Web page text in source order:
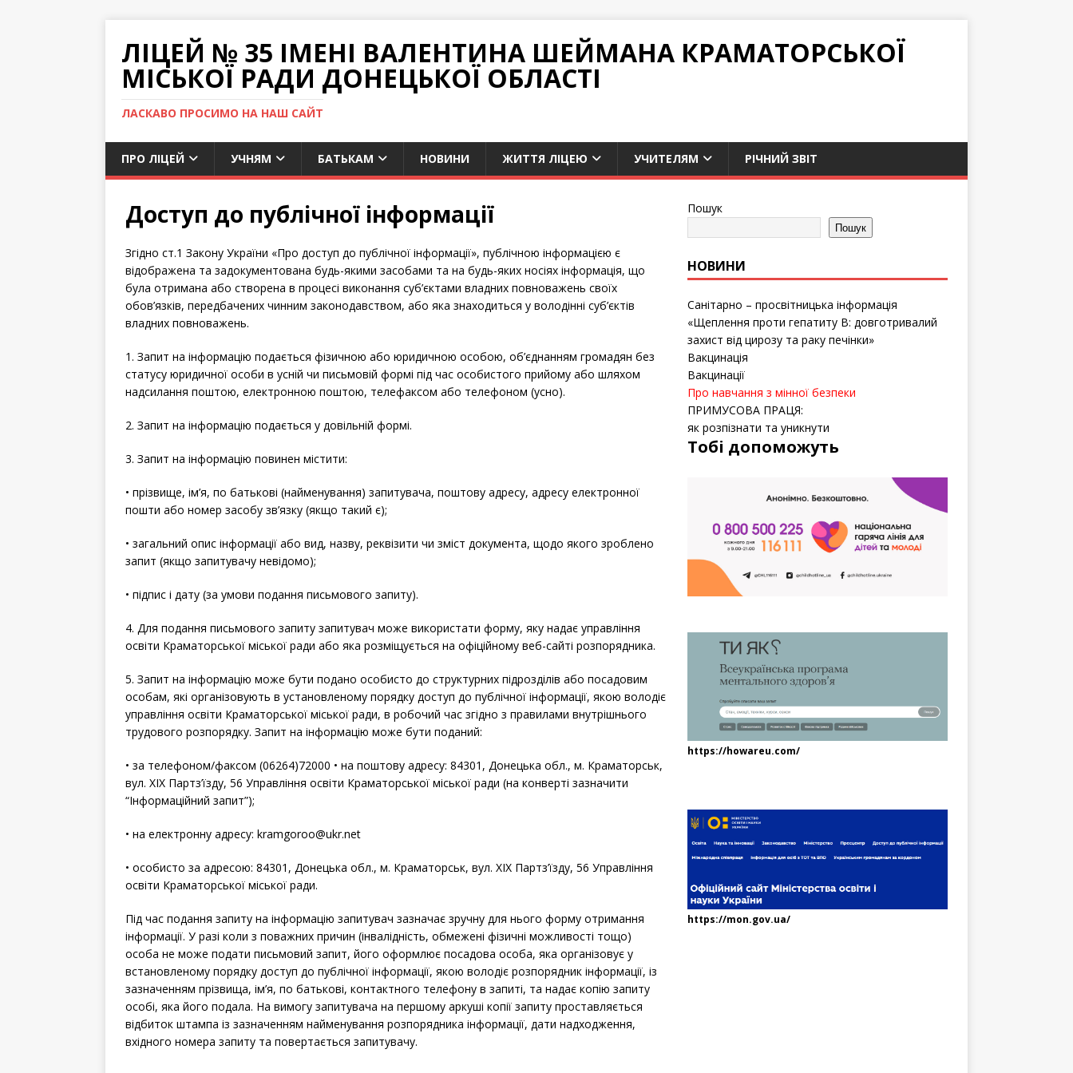
ЛІЦЕЙ № 35 ІМЕНІ ВАЛЕНТИНА ШЕЙМАНА КРАМАТОРСЬКОЇ
МІСЬКОЇ РАДИ ДОНЕЦЬКОЇ ОБЛАСТІ
ЛАСКАВО ПРОСИМО НА НАШ САЙТ
ПРО ЛІЦЕЙ УЧНЯМ БАТЬКАМ НОВИНИ ЖИТТЯ ЛІЦЕЮ УЧИТЕЛЯМ РІЧНИЙ ЗВІТ
Доступ до публічної інформації
Згідно ст.1 Закону України «Про доступ до публічної інформації», публічною інформацією є
відображена та задокументована будь-якими засобами та на будь-яких носіях інформація, що
була отримана або створена в процесі виконання суб’єктами владних повноважень своїх
обов’язків, передбачених чинним законодавством, або яка знаходиться у володінні суб’єктів
владних повноважень.
1. Запит на інформацію подається фізичною або юридичною особою, об’єднанням громадян без
статусу юридичної особи в усній чи письмовій формі під час особистого прийому або шляхом
надсилання поштою, електронною поштою, телефаксом або телефоном (усно).
2. Запит на інформацію подається у довільній формі.
3. Запит на інформацію повинен містити:
• прізвище, ім’я, по батькові (найменування) запитувача, поштову адресу, адресу електронної
пошти або номер засобу зв’язку (якщо такий є);
• загальний опис інформації або вид, назву, реквізити чи зміст документа, щодо якого зроблено
запит (якщо запитувачу невідомо);
• підпис і дату (за умови подання письмового запиту).
4. Для подання письмового запиту запитувач може використати форму, яку надає управління
освіти Краматорської міської ради або яка розміщується на офіційному веб-сайті розпорядника.
5. Запит на інформацію може бути подано особисто до структурних підрозділів або посадовим
особам, які організовують в установленому порядку доступ до публічної інформації, якою володіє
управління освіти Краматорської міської ради, в робочий час згідно з правилами внутрішнього
трудового розпорядку. Запит на інформацію може бути поданий:
• за телефоном/факсом (06264)72000 • на поштову адресу: 84301, Донецька обл., м. Краматорськ,
вул. ХІХ Партз’їзду, 56 Управління освіти Краматорської міської ради (на конверті зазначити
“Інформаційний запит”);
• на електронну адресу: kramgoroo@ukr.net
• особисто за адресою: 84301, Донецька обл., м. Краматорськ, вул. ХІХ Партз’їзду, 56 Управління
освіти Краматорської міської ради.
Під час подання запиту на інформацію запитувач зазначає зручну для нього форму отримання
інформації. У разі коли з поважних причин (інвалідність, обмежені фізичні можливості тощо)
особа не може подати письмовий запит, його оформлює посадова особа, яка організовує у
встановленому порядку доступ до публічної інформації, якою володіє розпорядник інформації, із
зазначенням прізвища, ім’я, по батькові, контактного телефону в запиті, та надає копію запиту
особі, яка його подала. На вимогу запитувача на першому аркуші копії запиту проставляється
відбиток штампа із зазначенням найменування розпорядника інформації, дати надходження,
вхідного номера запиту та повертається запитувачу.
Пошук
Пошук
НОВИНИ
Санітарно – просвітницька інформація
«Щеплення проти гепатиту B: довготривалий
захист від цирозу та раку печінки»
Вакцинація
Вакцинації
Про навчання з мінної безпеки
ПРИМУСОВА ПРАЦЯ:
як розпізнати та уникнути
Тобі допоможуть
https://howareu.com/
https://mon.gov.ua/